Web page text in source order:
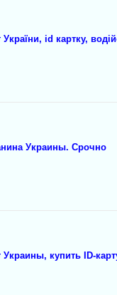
України, id картку,
Украины. Срочно
Украины, купить ID-